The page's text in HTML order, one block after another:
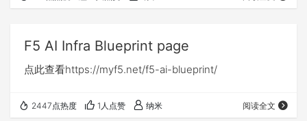
F5 AI Infra Blueprint page
点此查看https://myf5.net/f5-ai-blueprint/
2447点热度 1人点赞 纳米 阅读全文